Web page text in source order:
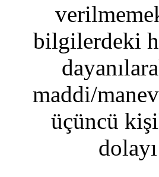
bilgilerdeki
maddi/
üçüncü